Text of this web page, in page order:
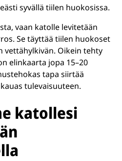
syvällä tiilen huokosissa.
vaan katolle levitetään
Se täyttää tiilen huokoset
vettähylkivän. Oikein tehty
elinkaarta jopa 15–20
tapa siirtää
tulevaisuuteen.
katollesi